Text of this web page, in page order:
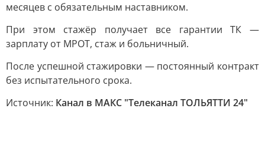
месяцев с обязательным наставником.
При этом стажёр получает все гарантии ТК —
зарплату от МРОТ, стаж и больничный.
После успешной стажировки — постоянный контракт
без испытательного срока.
Источник: Канал в МАКС "Телеканал ТОЛЬЯТТИ 24"